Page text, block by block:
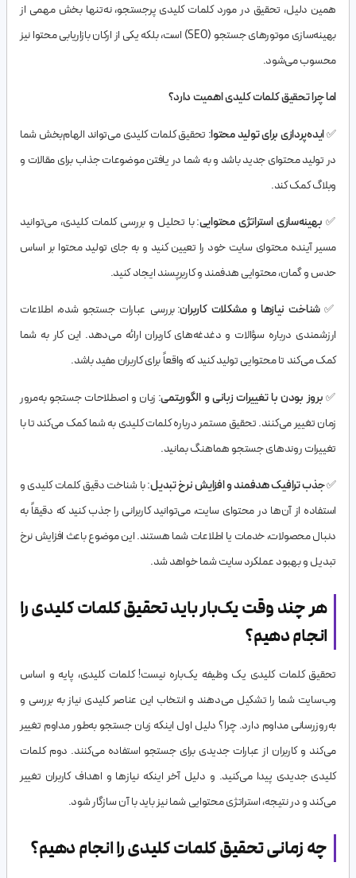
همین دلیل، تحقیق در مورد کلمات کلیدی پرجستجو، نه‌تنها بخش مهمی از
بهینه‌سازی موتورهای جستجو (SEO) است، بلکه یکی از ارکان بازاریابی محتوا نیز
محسوب می‌شود.
اما چرا تحقیق کلمات کلیدی اهمیت دارد؟
✅ایده‌پردازی برای تولید محتوا: تحقیق کلمات کلیدی می‌تواند الهام‌بخش شما
در تولید محتوای جدید باشد و به شما در یافتن موضوعات جذاب برای مقالات و
وبلاگ کمک کند.
✅ بهینه‌سازی استراتژی محتوایی: با تحلیل و بررسی کلمات کلیدی، می‌توانید
مسیر آینده محتوای سایت خود را تعیین کنید و به جای تولید محتوا بر اساس
حدس و گمان، محتوایی هدفمند و کاربرپسند ایجاد کنید.
✅ شناخت نیازها و مشکلات کاربران: بررسی عبارات جستجو شده، اطلاعات
ارزشمندی درباره سؤالات و دغدغه‌های کاربران ارائه می‌دهد. این کار به شما
کمک می‌کند تا محتوایی تولید کنید که واقعاً برای کاربران مفید باشد.
✅بروز بودن با تغییرات زبانی و الگوریتمی: زبان و اصطلاحات جستجو به‌مرور
زمان تغییر می‌کنند. تحقیق مستمر درباره کلمات کلیدی به شما کمک می‌کند تا با
تغییرات روندهای جستجو هماهنگ بمانید.
✅جذب ترافیک هدفمند و افزایش نرخ تبدیل: با شناخت دقیق کلمات کلیدی و
استفاده از آن‌ها در محتوای سایت، می‌توانید کاربرانی را جذب کنید که دقیقاً به
دنبال محصولات، خدمات یا اطلاعات شما هستند. این موضوع باعث افزایش نرخ
تبدیل و بهبود عملکرد سایت شما خواهد شد.
هر چند وقت یک‌بار باید تحقیق کلمات کلیدی را
انجام دهیم؟
تحقیق کلمات کلیدی یک وظیفه یک‌باره نیست! کلمات کلیدی، پایه و اساس
وب‌سایت شما را تشکیل می‌دهند و انتخاب این عناصر کلیدی نیاز به بررسی و
به‌روزرسانی مداوم دارد. چرا؟ دلیل اول اینکه زبان جستجو به‌طور مداوم تغییر
می‌کند و کاربران از عبارات جدیدی برای جستجو استفاده می‌کنند. دوم کلمات
کلیدی جدیدی پیدا می‌کنید. و دلیل آخر اینکه نیازها و اهداف کاربران تغییر
می‌کند و در نتیجه، استراتژی محتوایی شما نیز باید با آن سازگار شود.
چه زمانی تحقیق کلمات کلیدی را انجام دهیم؟